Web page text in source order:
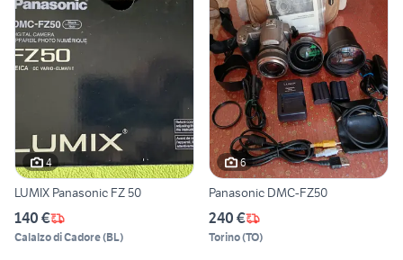
4
LUMIX Panasonic FZ 50
140 €
Calalzo di Cadore(BL)
6
Panasonic DMC-FZ50
240 €
Torino(TO)